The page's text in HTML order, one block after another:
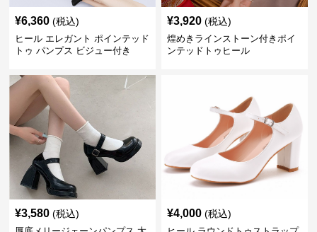
¥6,360 (税込)
ヒール エレガント ポインテッド
トゥ パンプス ビジュー付き
¥3,920 (税込)
煌めきラインストーン付きポイ
ンテッドトゥヒール
¥3,580 (税込) ¥4,000 (税込)